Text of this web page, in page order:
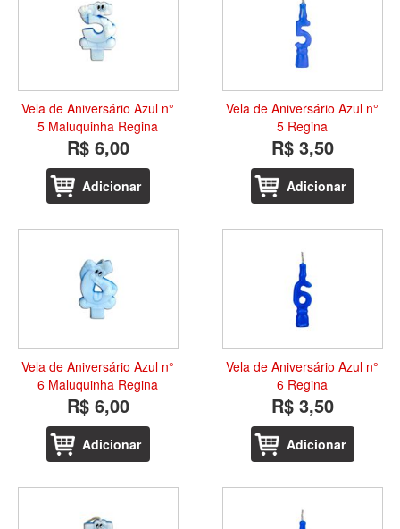
Vela de Aniversário Azul n°
5 Maluquinha Regina
R$ 6,00
Adicionar
Vela de Aniversário Azul n°
5 Regina
R$ 3,50
Adicionar
Vela de Aniversário Azul n°
6 Maluquinha Regina
R$ 6,00
Adicionar
Vela de Aniversário Azul n°
6 Regina
R$ 3,50
Adicionar